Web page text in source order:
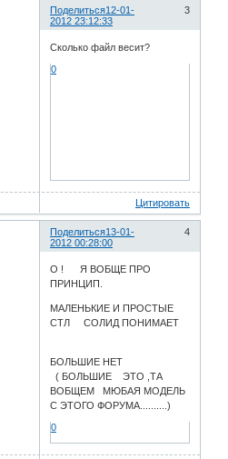
Поделиться 3
12-01-
2012 23:12:33
Сколько файл весит?
0
Цитировать
Поделиться 4
13-01-
2012 00:28:00
О ! Я ВОБЩЕ ПРО
ПРИНЦИП.
МАЛЕНЬКИЕ И ПРОСТЫЕ
СТЛ СОЛИД ПОНИМАЕТ
БОЛЬШИЕ НЕТ
( БОЛЬШИЕ ЭТО ,ТА
ВОБЩЕМ МЮБАЯ МОДЕЛЬ
С ЭТОГО ФОРУМА..........)
0